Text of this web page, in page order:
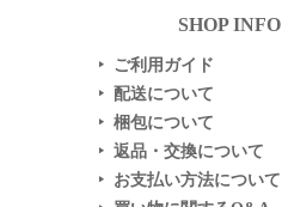
SHOP INFO
▶ ご利用ガイド
▶ 配送について
▶ 梱包について
▶ 返品・交換について
▶ お支払い方法について